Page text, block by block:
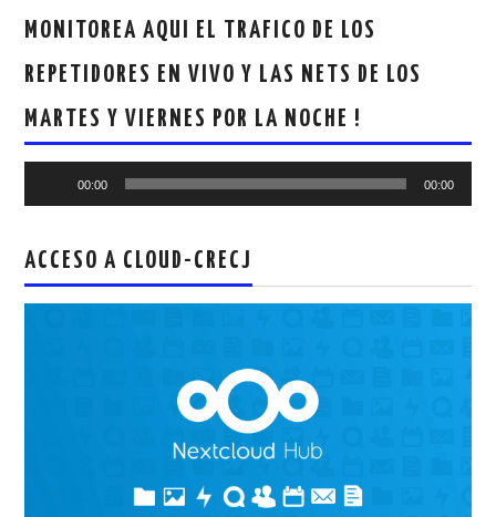
MONITOREA AQUI EL TRAFICO DE LOS
REPETIDORES EN VIVO Y LAS NETS DE LOS
MARTES Y VIERNES POR LA NOCHE !
00:00 00:00
ACCESO A CLOUD-CRECJ